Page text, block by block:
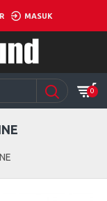
MASUK
0